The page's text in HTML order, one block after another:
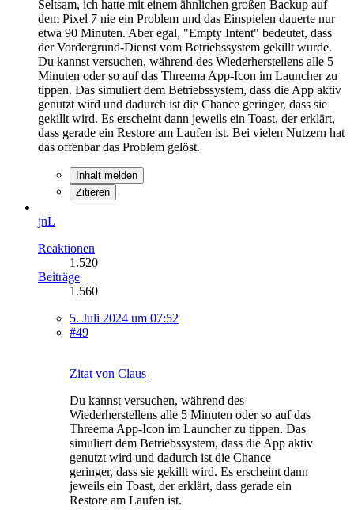
Seltsam, ich hatte mit einem ähnlichen großen Backup auf
dem Pixel 7 nie ein Problem und das Einspielen dauerte nur
etwa 90 Minuten. Aber egal, "Empty Intent" bedeutet, dass
der Vordergrund-Dienst vom Betriebssystem gekillt wurde.
Du kannst versuchen, während des Wiederherstellens alle 5
Minuten oder so auf das Threema App-Icon im Launcher zu
tippen. Das simuliert dem Betriebssystem, dass die App aktiv
genutzt wird und dadurch ist die Chance geringer, dass sie
gekillt wird. Es erscheint dann jeweils ein Toast, der erklärt,
dass gerade ein Restore am Laufen ist. Bei vielen Nutzern hat
das offenbar das Problem gelöst.
Inhalt melden
Zitieren
jnL
Reaktionen
1.520
Beiträge
1.560
5. Juli 2024 um 07:52
#49
Zitat von Claus
Du kannst versuchen, während des
Wiederherstellens alle 5 Minuten oder so auf das
Threema App-Icon im Launcher zu tippen. Das
simuliert dem Betriebssystem, dass die App aktiv
genutzt wird und dadurch ist die Chance
geringer, dass sie gekillt wird. Es erscheint dann
jeweils ein Toast, der erklärt, dass gerade ein
Restore am Laufen ist.